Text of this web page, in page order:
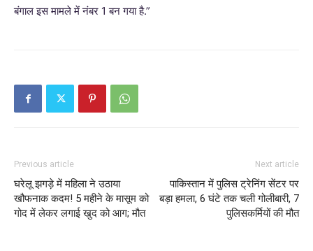
बंगाल इस मामले में नंबर 1 बन गया है.”
Previous article
घरेलू झगड़े में महिला ने उठाया
खौफनाक कदम! 5 महीने के मासूम को
गोद में लेकर लगाई खुद को आग; मौत
Next article
पाकिस्तान में पुलिस ट्रेनिंग सेंटर पर
बड़ा हमला, 6 घंटे तक चली गोलीबारी, 7
पुलिसकर्मियों की मौत